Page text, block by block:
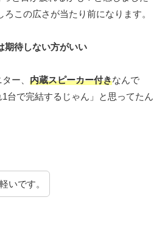
この広さが当たり前になります。
期待しない方がいい
ー、 内蔵スピーカー付きなんで
台で完結するじゃん」と思ってたん
いです。